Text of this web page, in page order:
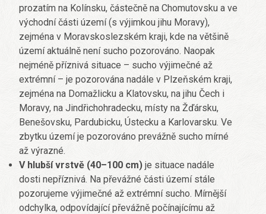
prozatím na Kolínsku, částečně na Chomutovsku a ve
východní části území (s výjimkou jihu Moravy),
zejména v Moravskoslezském kraji, kde na většině
území aktuálně není sucho pozorováno. Naopak
nejméně příznivá situace – sucho výjimečné až
extrémní – je pozorována nadále v Plzeňském kraji,
zejména na Domažlicku a Klatovsku, na jihu Čech i
Moravy, na Jindřichohradecku, místy na Žďársku,
Benešovsku, Pardubicku, Ústecku a Karlovarsku. Ve
zbytku území je pozorováno prevážně sucho mírné
až výrazné.
V hlubší vrstvě (40–100 cm) je situace nadále
dosti nepříznivá. Na převážné části území stále
pozorujeme výjimečné až extrémní sucho. Mírnější
odchylka, odpovídající převážně počínajícímu až